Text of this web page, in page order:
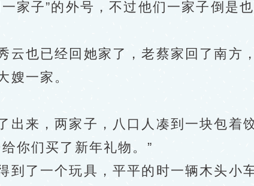
子”的外号，不过他们一家子倒是
也已经回她家了，老蔡家回了南方
嫂一家。
来，两家子，八口人凑到一块包着
你们买了新年礼物。”
了一个玩具，平平的时一辆木头小